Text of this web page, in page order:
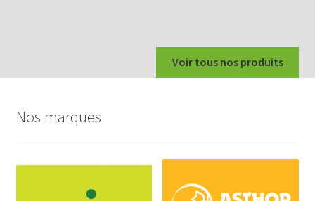
Voir tous nos produits
Nos marques